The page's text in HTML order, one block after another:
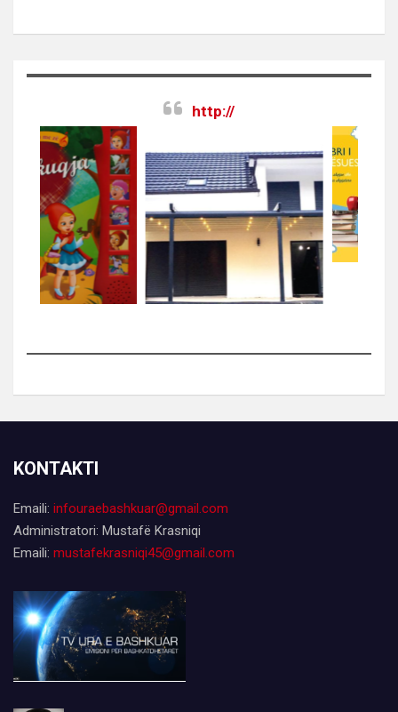
http://
KONTAKTI
Emaili: infouraebashkuar@gmail.com
Administratori: Mustafë Krasniqi
Emaili: mustafekrasniqi45@gmail.com